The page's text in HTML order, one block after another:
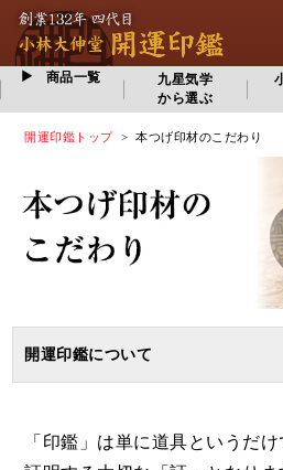
商品一覧
九星気学
から選ぶ
開運印鑑トップ> 本つげ印材のこだわり
開運印鑑について
「印鑑」は単に道具というだ